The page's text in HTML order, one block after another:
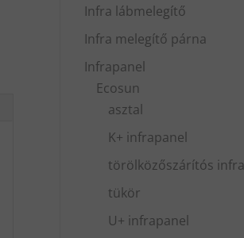
Infra lábmelegítő
Infra melegítő párna
Infrapanel
Ecosun
asztal
K+ infrapanel
törölközőszárítós infra
tükör
U+ infrapanel